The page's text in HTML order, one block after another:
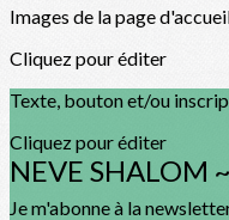
Images de la page
Cliquez pour éditer
Texte, bouton et/ou
Cliquez pour éditer
NEVE SHALOM
Je m'abonne à la